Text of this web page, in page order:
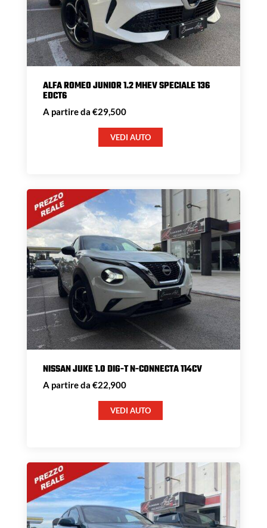
ALFA ROMEO JUNIOR 1.2 MHEV SPECIALE 136
EDCT6
A partire da €29,500
VEDI AUTO
NISSAN JUKE 1.0 DIG-T N-CONNECTA 114CV
A partire da €22,900
VEDI AUTO